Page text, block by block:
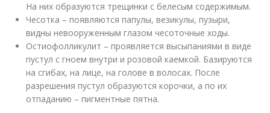
На них образуются трещинки с белесым содержимым.
Чесотка – появляются папулы, везикулы, пузыри,
видны невооруженным глазом чесоточные ходы.
Остиофолликулит – проявляется высыпаниями в виде
пустул с гноем внутри и розовой каемкой. Базируются
на сгибах, на лице, на голове в волосах. После
разрешения пустул образуются корочки, а по их
отпаданию – пигментные пятна.